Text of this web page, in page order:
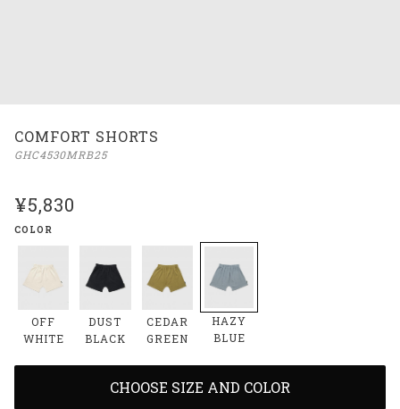
COMFORT SHORTS
GHC4530MRB25
¥5,830
COLOR
OFF
WHITE
DUST
BLACK
CEDAR
GREEN
HAZY
BLUE
CHOOSE SIZE AND COLOR